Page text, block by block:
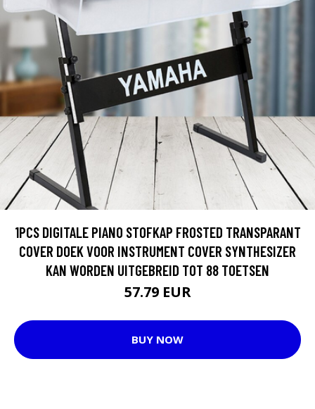
1PCS DIGITALE PIANO STOFKAP FROSTED TRANSPARANT
COVER DOEK VOOR INSTRUMENT COVER SYNTHESIZER
KAN WORDEN UITGEBREID TOT 88 TOETSEN
57.79 EUR
BUY NOW